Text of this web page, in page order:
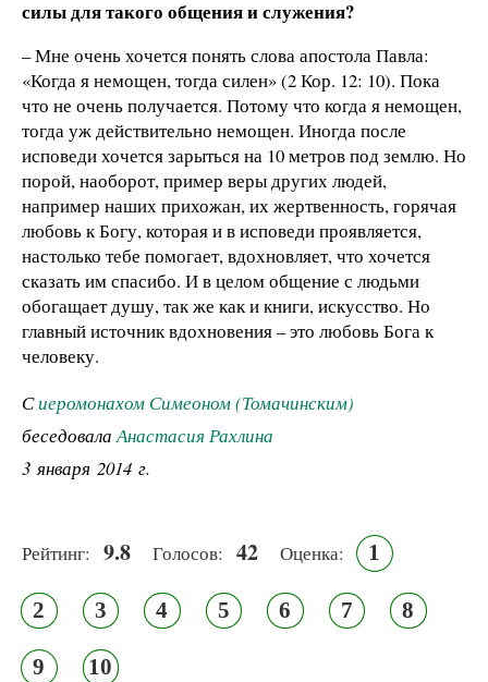
силы для такого общения и служения?
– Мне очень хочется понять слова апостола Павла:
«Когда я немощен, тогда силен» (2 Кор. 12: 10). Пока
что не очень получается. Потому что когда я немощен,
тогда уж действительно немощен. Иногда после
исповеди хочется зарыться на 10 метров под землю. Но
порой, наоборот, пример веры других людей,
например наших прихожан, их жертвенность, горячая
любовь к Богу, которая и в исповеди проявляется,
настолько тебе помогает, вдохновляет, что хочется
сказать им спасибо. И в целом общение с людьми
обогащает душу, так же как и книги, искусство. Но
главный источник вдохновения – это любовь Бога к
человеку.
Сиеромонахом Симеоном (Томачинским)
беседовалаАнастасия Рахлина
3 января 2014 г.
Рейтинг: 9.8 Голосов: 42 Оценка: 1
2 3 4 5 6 7 8
9 10